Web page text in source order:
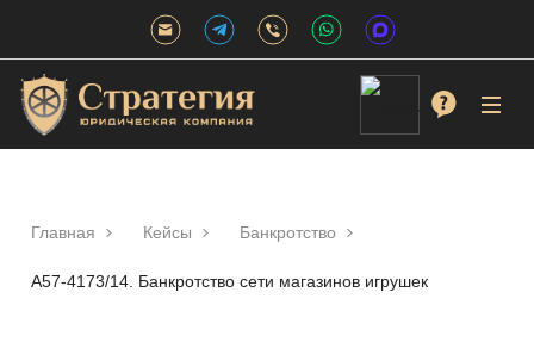
Главная Кейсы Банкротство
А57-4173/14. Банкротство сети магазинов игрушек